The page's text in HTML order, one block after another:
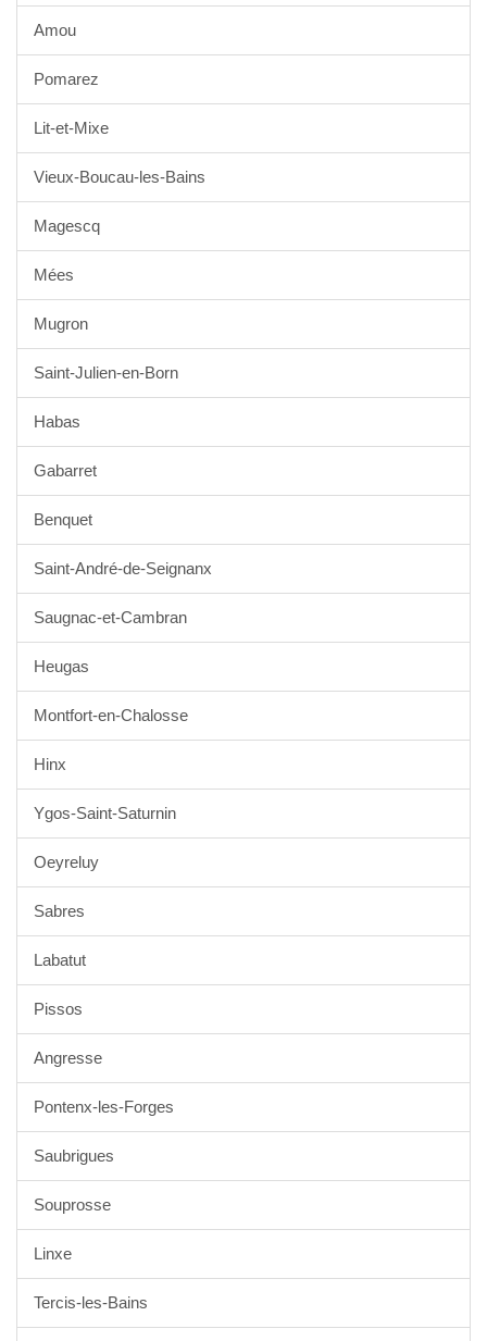
Amou
Pomarez
Lit-et-Mixe
Vieux-Boucau-les-Bains
Magescq
Mées
Mugron
Saint-Julien-en-Born
Habas
Gabarret
Benquet
Saint-André-de-Seignanx
Saugnac-et-Cambran
Heugas
Montfort-en-Chalosse
Hinx
Ygos-Saint-Saturnin
Oeyreluy
Sabres
Labatut
Pissos
Angresse
Pontenx-les-Forges
Saubrigues
Souprosse
Linxe
Tercis-les-Bains